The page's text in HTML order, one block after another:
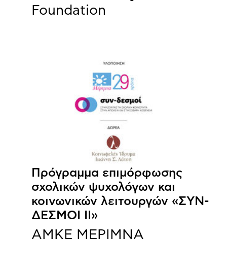
Foundation
Πρόγραμμα επιμόρφωσης
σχολικών ψυχολόγων και
κοινωνικών λειτουργών «ΣΥΝ-
ΔΕΣΜΟΙ ΙΙ»
ΑΜΚΕ ΜΕΡΙΜΝΑ